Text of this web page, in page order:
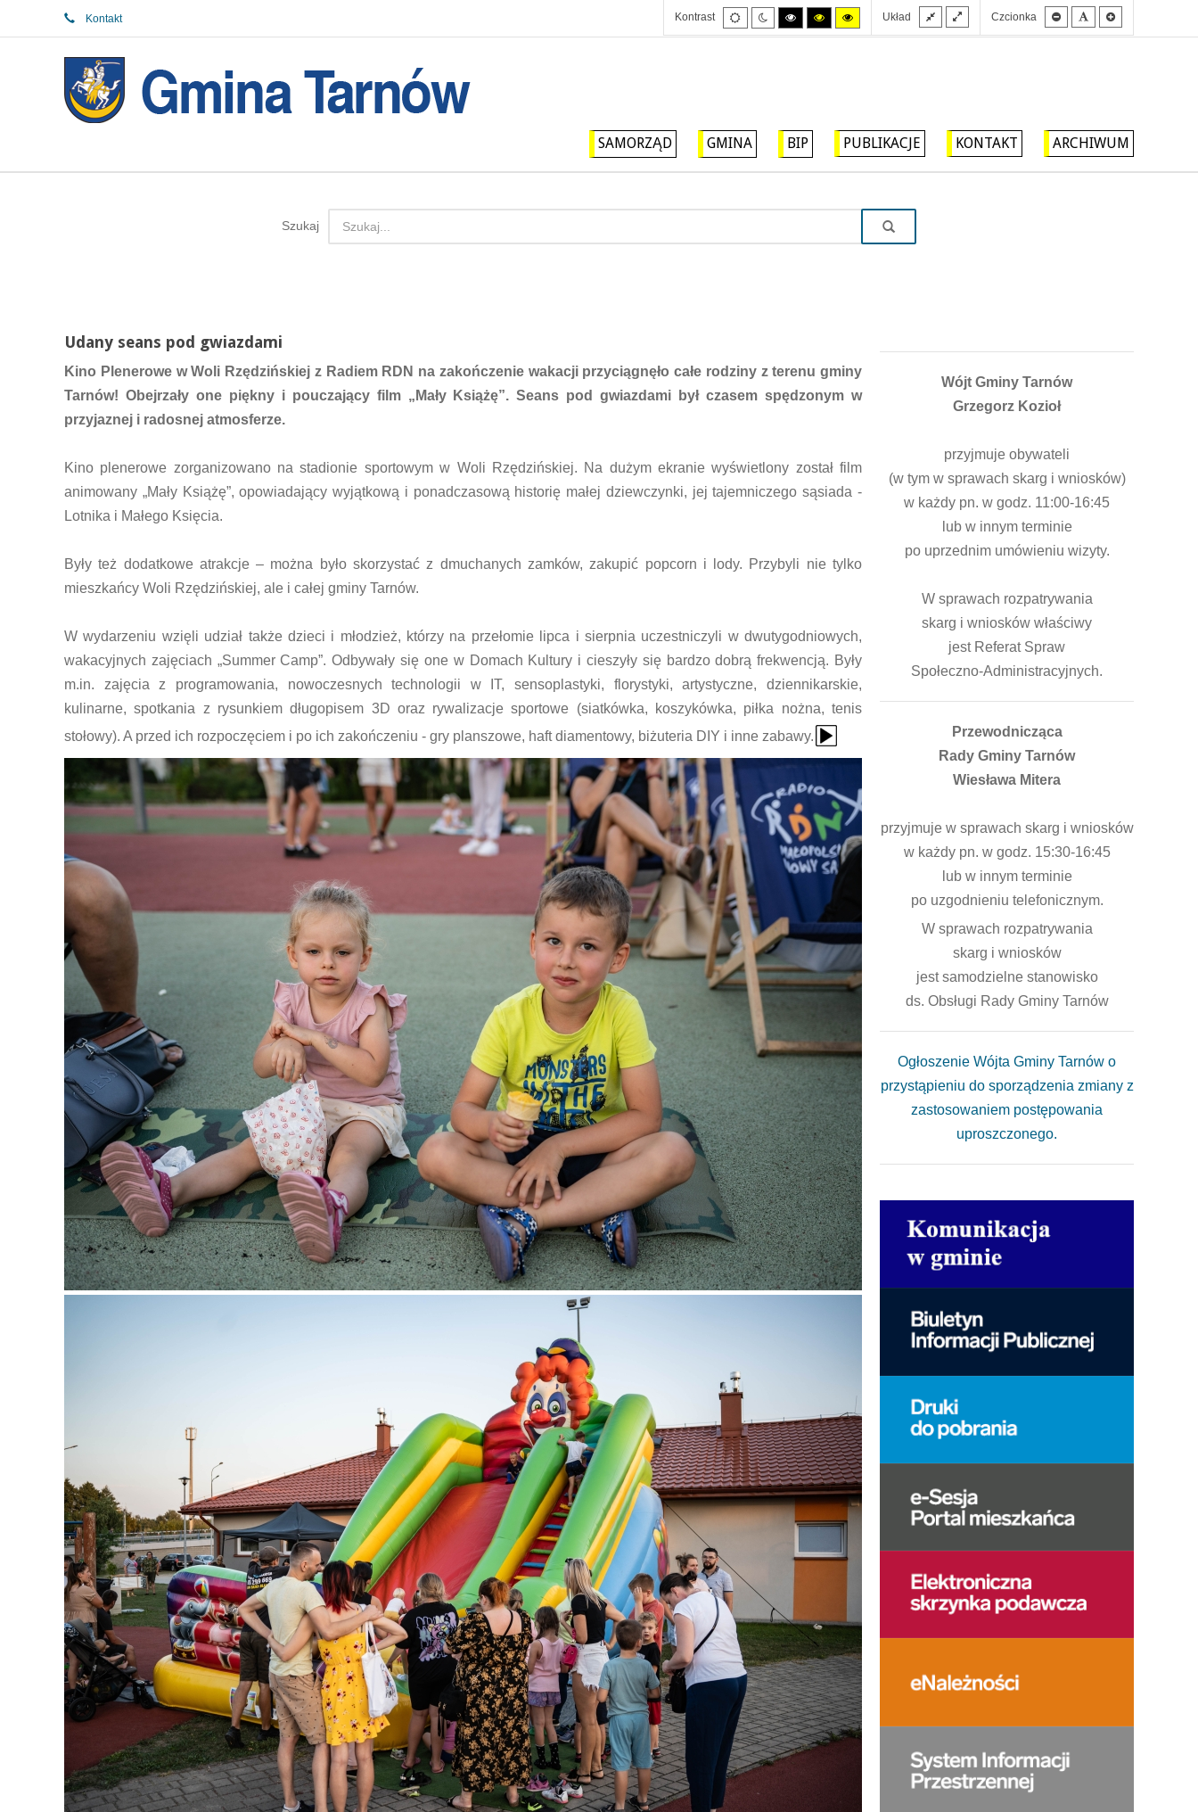
Kontakt Kontrast
Tryb
domyślny
Tryb
nocny
Tryb
wysokiego
kontrastu
Tryb
wysokiego
kontrastu
Tryb
wysokiego
kontrastu
Układ
Stały
układ
Szeroki
układCzcionka
Mniejsza
czcionka
Domyślna
czcionka
SAMORZĄD GMINA BIP PUBLIKACJE KONTAKT ARCHIWUM
Szukaj
Udany seans pod gwiazdami
Kino Plenerowe w Woli Rzędzińskiej z Radiem RDN na zakończenie wakacji przyciągnęło całe rodziny z terenu gminy
Tarnów! Obejrzały one piękny i pouczający film „Mały Książę”. Seans pod gwiazdami był czasem spędzonym w
przyjaznej i radosnej atmosferze.
Kino plenerowe zorganizowano na stadionie sportowym w Woli Rzędzińskiej. Na dużym ekranie wyświetlony został film
animowany „Mały Książę”, opowiadający wyjątkową i ponadczasową historię małej dziewczynki, jej tajemniczego sąsiada -
Lotnika i Małego Księcia.
Były też dodatkowe atrakcje – można było skorzystać z dmuchanych zamków, zakupić popcorn i lody. Przybyli nie tylko
mieszkańcy Woli Rzędzińskiej, ale i całej gminy Tarnów.
W wydarzeniu wzięli udział także dzieci i młodzież, którzy na przełomie lipca i sierpnia uczestniczyli w dwutygodniowych,
wakacyjnych zajęciach „Summer Camp”. Odbywały się one w Domach Kultury i cieszyły się bardzo dobrą frekwencją. Były
m.in. zajęcia z programowania, nowoczesnych technologii w IT, sensoplastyki, florystyki, artystyczne, dziennikarskie,
kulinarne, spotkania z rysunkiem długopisem 3D oraz rywalizacje sportowe (siatkówka, koszykówka, piłka nożna, tenis
stołowy). A przed ich rozpoczęciem i po ich zakończeniu - gry planszowe, haft diamentowy, biżuteria DIY i inne zabawy.
{Play}
Wójt Gminy Tarnów
Grzegorz Kozioł
przyjmuje obywateli
(w tym w sprawach skarg i wniosków)
w każdy pn. w godz. 11:00-16:45
lub w innym terminie
po uprzednim umówieniu wizyty.
W sprawach rozpatrywania
skarg i wniosków właściwy
jest Referat Spraw
Społeczno-Administracyjnych.
Przewodnicząca
Rady Gminy Tarnów
Wiesława Mitera
przyjmuje w sprawach skarg i wniosków
w każdy pn. w godz. 15:30-16:45
lub w innym terminie
po uzgodnieniu telefonicznym.
W sprawach rozpatrywania
skarg i wniosków
jest samodzielne stanowisko
ds. Obsługi Rady Gminy Tarnów
Ogłoszenie Wójta Gminy Tarnów o
przystąpieniu do sporządzenia zmiany z
zastosowaniem postępowania
uproszczonego.